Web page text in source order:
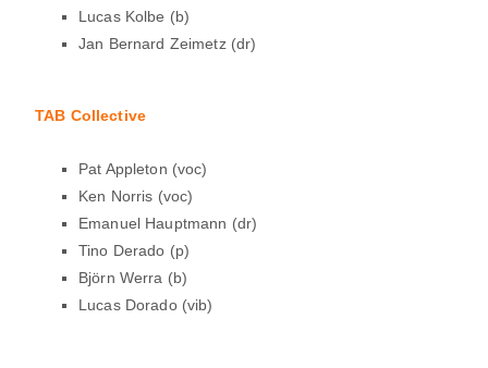
Lucas Kolbe (b)
Jan Bernard Zeimetz (dr)
TAB Collective
Pat Appleton (voc)
Ken Norris (voc)
Emanuel Hauptmann (dr)
Tino Derado (p)
Björn Werra (b)
Lucas Dorado (vib)